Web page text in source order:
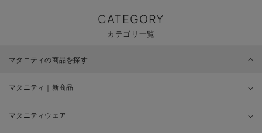
CATEGORY
カテゴリ一覧
マタニティの商品を探す
マタニティ｜新商品
マタニティウェア